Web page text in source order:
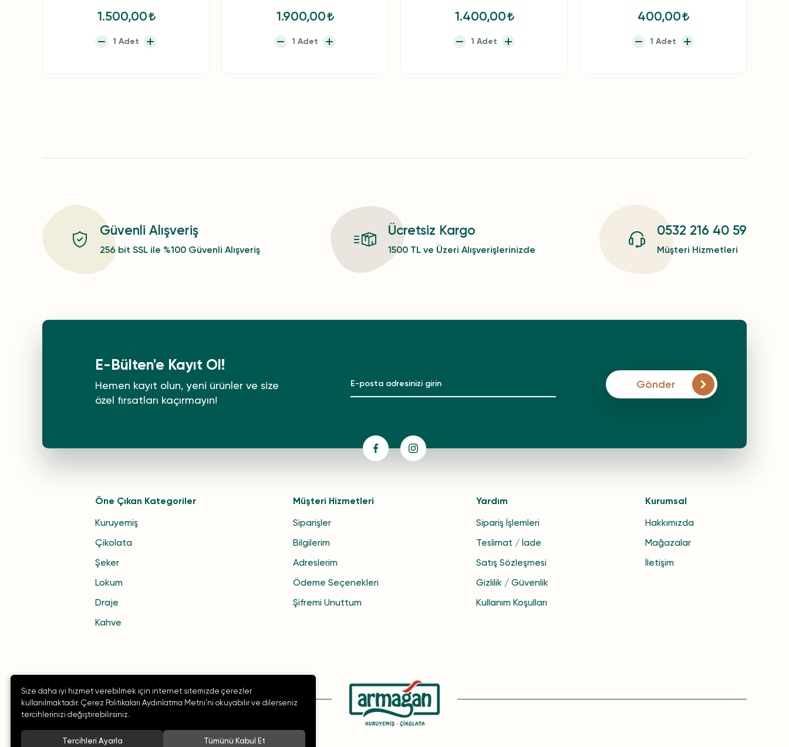
1.500,00 1.900,00 1.400,00 400,00
Güvenli Alışveriş
256 bit SSL ile %100 Güvenli Alışveriş
Ücretsiz Kargo
1500 TL ve Üzeri Alışverişlerinizde
0532 216 40 59
Müşteri Hizmetleri
E-Bülten'e Kayıt Ol!
Hemen kayıt olun, yeni ürünler ve size
özel fırsatları kaçırmayın!
Gönder
Öne Çıkan Kategoriler
Kuruyemiş
Çikolata
Şeker
Lokum
Draje
Kahve
Müşteri Hizmetleri
Siparişler
Bilgilerim
Adreslerim
Ödeme Seçenekleri
Şifremi Unuttum
Yardım
Sipariş İşlemleri
Teslimat / İade
Satış Sözleşmesi
Gizlilik / Güvenlik
Kullanım Koşulları
Kurumsal
Hakkımızda
Mağazalar
İletişim
Size daha iyi hizmet verebilmek için internet sitemizde çerezler
kullanılmaktadır. Çerez Politikaları Aydınlatma Metni’ni okuyabilir ve dilerseniz
tercihlerinizi değiştirebilirsiniz.
Tercihleri Ayarla Tümünü Kabul Et